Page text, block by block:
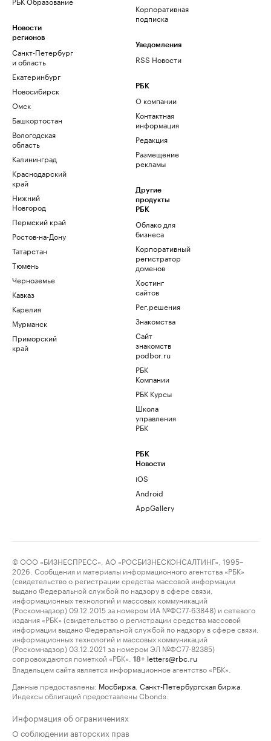
Новости
регионов
Санкт-Петербург
и область
Екатеринбург
Новосибирск
Омск
Башкортостан
Вологодская
область
Калининград
Краснодарский
край
Нижний
Новгород
Пермский край
Ростов-на-Дону
Татарстан
Тюмень
Черноземье
Кавказ
Карелия
Мурманск
Приморский
край
Корпоративная
подписка
Уведомления
RSS Новости
РБК
О компании
Контактная
информация
Редакция
Размещение
рекламы
Другие
продукты
РБК
Облако для
бизнеса
Корпоративный
регистратор
доменов
Хостинг
сайтов
Рег.решения
Знакомства
Сайт
знакомств
podbor.ru
РБК
Компании
РБК Курсы
Школа
управления
РБК
РБК
Новости
iOS
Android
AppGallery
© ООО «БИЗНЕСПРЕСС», АО «РОСБИЗНЕСКОНСАЛТИНГ», 1995–
2026. Сообщения и материалы информационного агентства «РБК»
(свидетельство о регистрации средства массовой информации
выдано Федеральной службой по надзору в сфере связи,
информационных технологий и массовых коммуникаций
(Роскомнадзор) 09.12.2015 за номером ИА №ФС77-63848) и сетевого
издания «РБК» (свидетельство о регистрации средства массовой
информации выдано Федеральной службой по надзору в сфере связи,
информационных технологий и массовых коммуникаций
(Роскомнадзор) 03.12.2021 за номером ЭЛ №ФС77-82385)
сопровождаются пометкой «РБК».
18+ letters@rbc.ru
Владельцем сайта является информационное агентство «РБК».
Данные предоставлены: Мосбиржа Санкт-Петербургская биржа
Индексы облигаций предоставлены Cbonds.
Информация об ограничениях
О соблюдении авторских прав